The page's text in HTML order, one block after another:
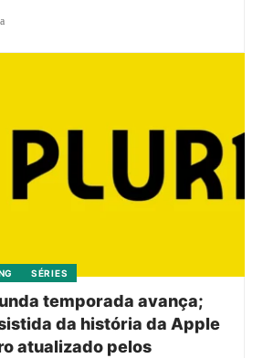
SÉRIES
temporada avança;
da história da Apple
atualizado pelos